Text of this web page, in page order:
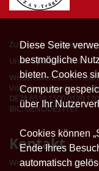
Diese Seite
bestmögliche
bieten. Cookies
Computer
über Ihr
Cookies können
Ende Ihres
automatisch
Zusätzlich finanzieren
Unser Spendenkonto:
Wissenswerkstatt
Volksbank
DE78 6519 1500 0120
BIC: GENODES1TET
Kontakt
Wissenswerkstatt